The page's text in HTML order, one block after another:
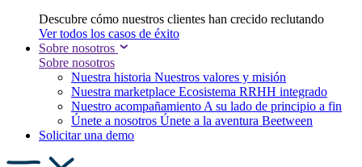
Descubre cómo nuestros clientes han crecido reclutando
Ver todos los casos de éxito
Sobre nosotros
Sobre nosotros
Nuestra historia Nuestros valores y misión
Nuestra marketplace Ecosistema RRHH integrado
Nuestro acompañamiento A su lado de principio a fin
Únete a nosotros Únete a la aventura Beetween
Solicitar una demo